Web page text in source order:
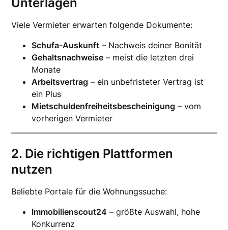
Unterlagen
Viele Vermieter erwarten folgende Dokumente:
Schufa-Auskunft – Nachweis deiner Bonität
Gehaltsnachweise – meist die letzten drei
Monate
Arbeitsvertrag – ein unbefristeter Vertrag ist
ein Plus
Mietschuldenfreiheitsbescheinigung – vom
vorherigen Vermieter
2. Die richtigen Plattformen
nutzen
Beliebte Portale für die Wohnungssuche:
Immobilienscout24 – größte Auswahl, hohe
Konkurrenz